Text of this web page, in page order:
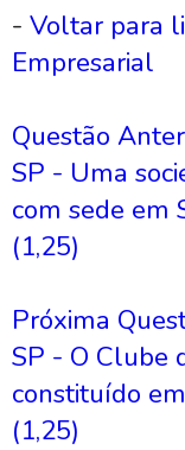
- Voltar para
Empresarial
Questão
SP - Uma
com sede em
(1,25)
Próxima
SP - O Clube
constituído
(1,25)